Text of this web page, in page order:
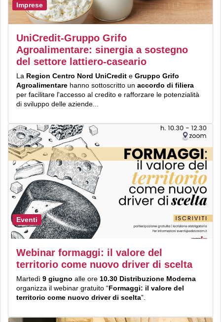
Imprese
UniCredit-Gruppo Grifo
Agroalimentare: sinergia a sostegno
del settore lattiero-caseario
La Region Centro Nord UniCredit e Gruppo Grifo
Agroalimentare hanno sottoscritto un accordo di filiera
per facilitare l'accesso al credito e rafforzare le potenzialità
di sviluppo delle aziende...
Eventi
Webinar formaggi: il valore del
territorio come nuovo driver di scelta
Martedì 9 giugno alle ore 10.30 Distribuzione Moderna
organizza il webinar gratuito “Formaggi: il valore del
territorio come nuovo driver di scelta”.